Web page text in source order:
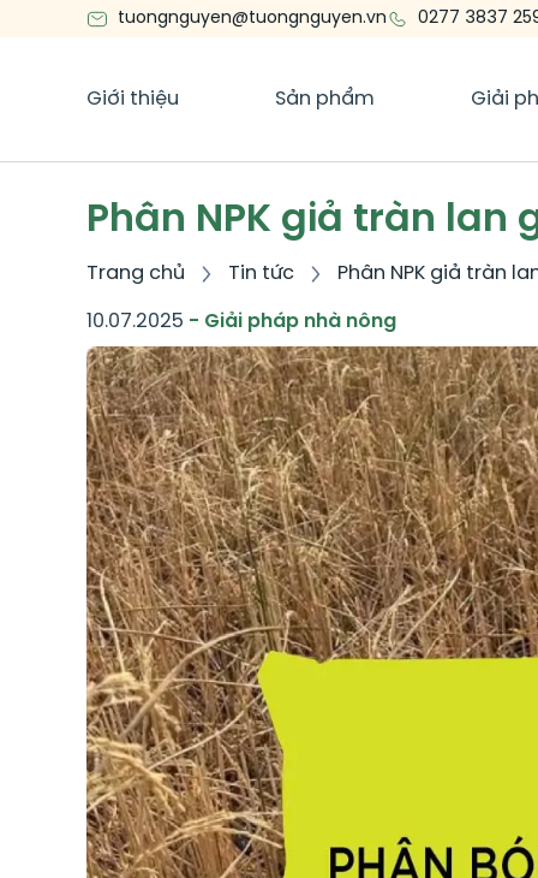
tuongnguyen@tuongnguyen.vn 0277 3837
Giới thiệu Sản phẩm Giải
Phân NPK giả tràn
Trang chủ Tin tức Phân NPK giả tràn
10.07.2025 - Giải pháp nhà nông